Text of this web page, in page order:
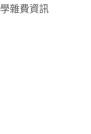
學雜費資訊